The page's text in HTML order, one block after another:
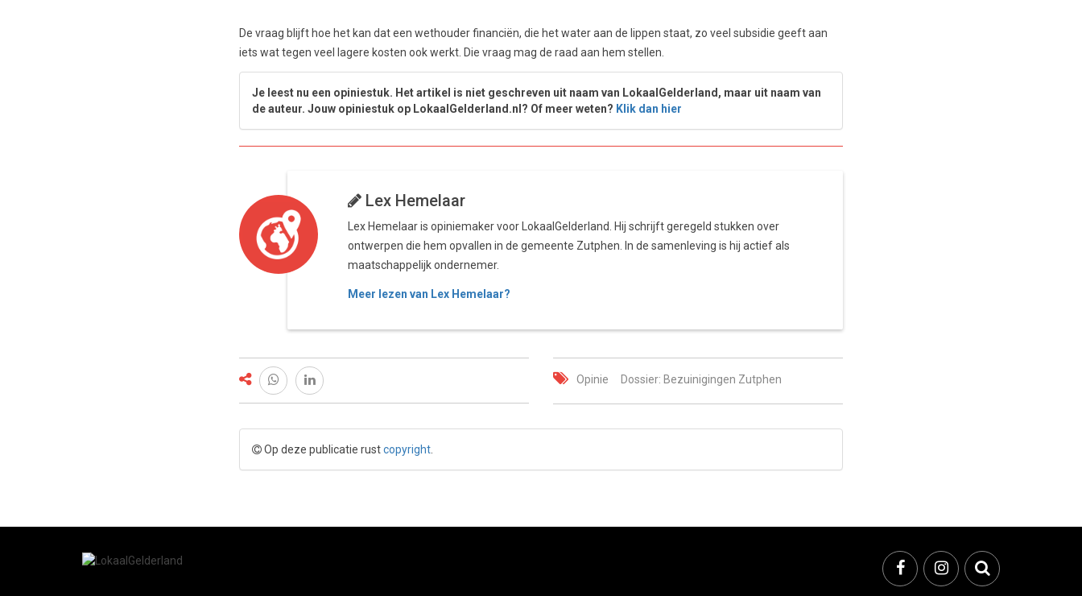
De vraag blijft hoe het kan dat een wethouder financiën, die het water aan de lippen staat, zo veel subsidie geeft aan
iets wat tegen veel lagere kosten ook werkt. Die vraag mag de raad aan hem stellen.
Je leest nu een opiniestuk. Het artikel is niet geschreven uit naam van LokaalGelderland, maar uit naam van
de auteur. Jouw opiniestuk op LokaalGelderland.nl? Of meer weten? Klik dan hier
Lex Hemelaar
Lex Hemelaar is opiniemaker voor LokaalGelderland. Hij schrijft geregeld stukken over
ontwerpen die hem opvallen in de gemeente Zutphen. In de samenleving is hij actief als
maatschappelijk ondernemer.
Meer lezen van Lex Hemelaar?
Opinie Dossier: Bezuinigingen Zutphen
Op deze publicatie rustcopyright.